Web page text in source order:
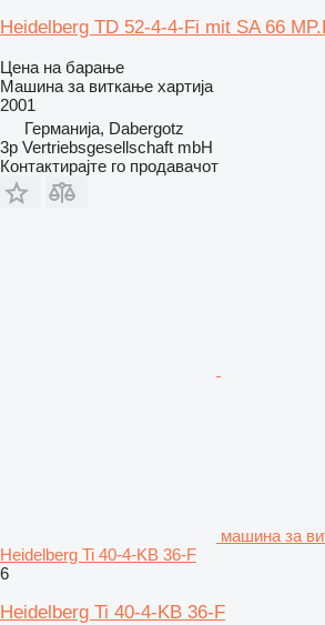
Heidelberg TD 52-4-4-Fi mit SA 66
Цена на барање
Машина за виткање хартија
2001
Германија, Dabergotz
3p Vertriebsgesellschaft mbH
Контактирајте го продавачот
машина за
Heidelberg Ti 40-4-KB 36-F
6
Heidelberg Ti 40-4-KB 36-F